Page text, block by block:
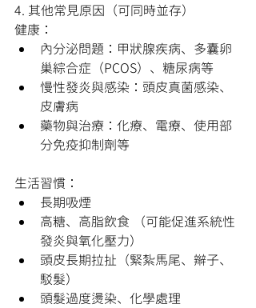
4. 其他常見原因（可同時並存）
健康：
內分泌問題：甲狀腺疾病、多囊卵
巢綜合症（PCOS）、糖尿病等
慢性發炎與感染：頭皮真菌感染、
皮膚病
藥物與治療：化療、電療、使用部
分免疫抑制劑等
生活習慣：
長期吸煙
高糖、高脂飲食 （可能促進系統性
發炎與氧化壓力）
頭皮長期拉扯（緊紮馬尾、辮子、
駁髮）
頭髮過度燙染、化學處理